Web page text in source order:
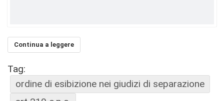
Continua a leggere
Tag:
ordine di esibizione nei giudizi di separazione